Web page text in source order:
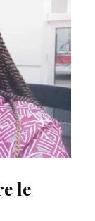
le